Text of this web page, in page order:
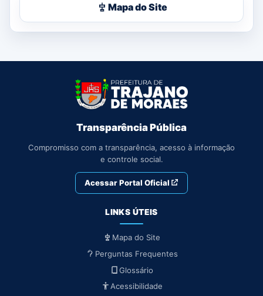
Mapa do Site
Transparência Pública
Compromisso com a transparência, acesso à informação
e controle social.
Acessar Portal Oficial
LINKS ÚTEIS
Mapa do Site
Perguntas Frequentes
Glossário
Acessibilidade